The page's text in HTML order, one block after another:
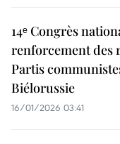
14ᵉ Congrès
renforcement des
Partis
Biélorussie
16/01/2026 03:41